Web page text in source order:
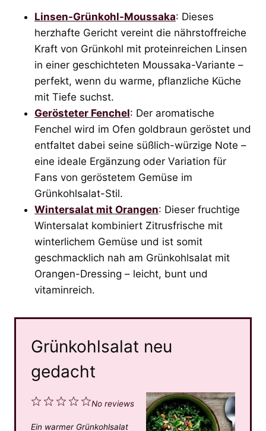
Linsen-Grünkohl-Moussaka: Dieses
herzhafte Gericht vereint die nährstoffreiche
Kraft von Grünkohl mit proteinreichen Linsen
in einer geschichteten Moussaka-Variante –
perfekt, wenn du warme, pflanzliche Küche
mit Tiefe suchst.
Gerösteter Fenchel: Der aromatische
Fenchel wird im Ofen goldbraun geröstet und
entfaltet dabei seine süßlich-würzige Note –
eine ideale Ergänzung oder Variation für
Fans von geröstetem Gemüse im
Grünkohlsalat-Stil.
Wintersalat mit Orangen: Dieser fruchtige
Wintersalat kombiniert Zitrusfrische mit
winterlichem Gemüse und ist somit
geschmacklich nah am Grünkohlsalat mit
Orangen-Dressing – leicht, bunt und
vitaminreich.
Grünkohlsalat neu
gedacht
5
4
3
2
1
No reviews
Ein warmer Grünkohlsalat